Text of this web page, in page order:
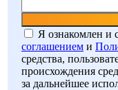
Я ознакомлен и
соглашением и
средства,
происхождения
за дальнейшее